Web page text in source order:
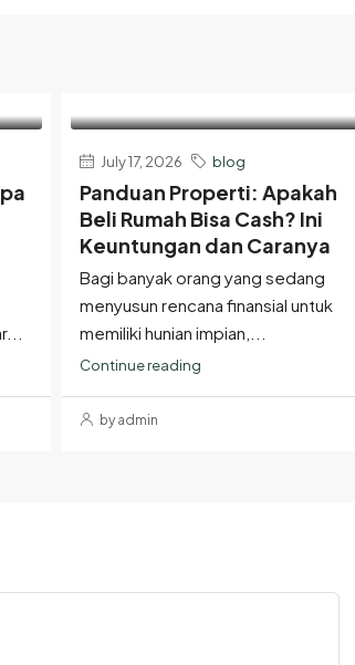
July 17, 2026 blog
Panduan Properti: Apakah
Beli Rumah Bisa Cash? Ini
Keuntungan dan Caranya
Bagi banyak orang yang sedang
menyusun rencana finansial untuk
memiliki hunian impian,...
Continue reading
by admin